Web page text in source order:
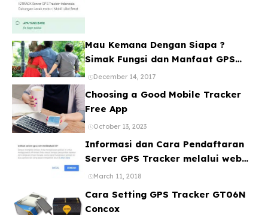
Mau Kemana Dengan Siapa ?
Simak Fungsi dan Manfaat GPS
Mobil
December 14, 2017
Choosing a Good Mobile Tracker
Free App
October 13, 2023
Informasi dan Cara Pendaftaran
Server GPS Tracker melalui web
ataupun Aplikasi Online Gratis
March 11, 2018
Cara Setting GPS Tracker GT06N
Concox